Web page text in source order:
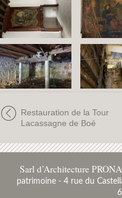
Restauration de la Tour
Lacassagne de Boé
Sarl d’Architecture
patrimoine - 4 rue du